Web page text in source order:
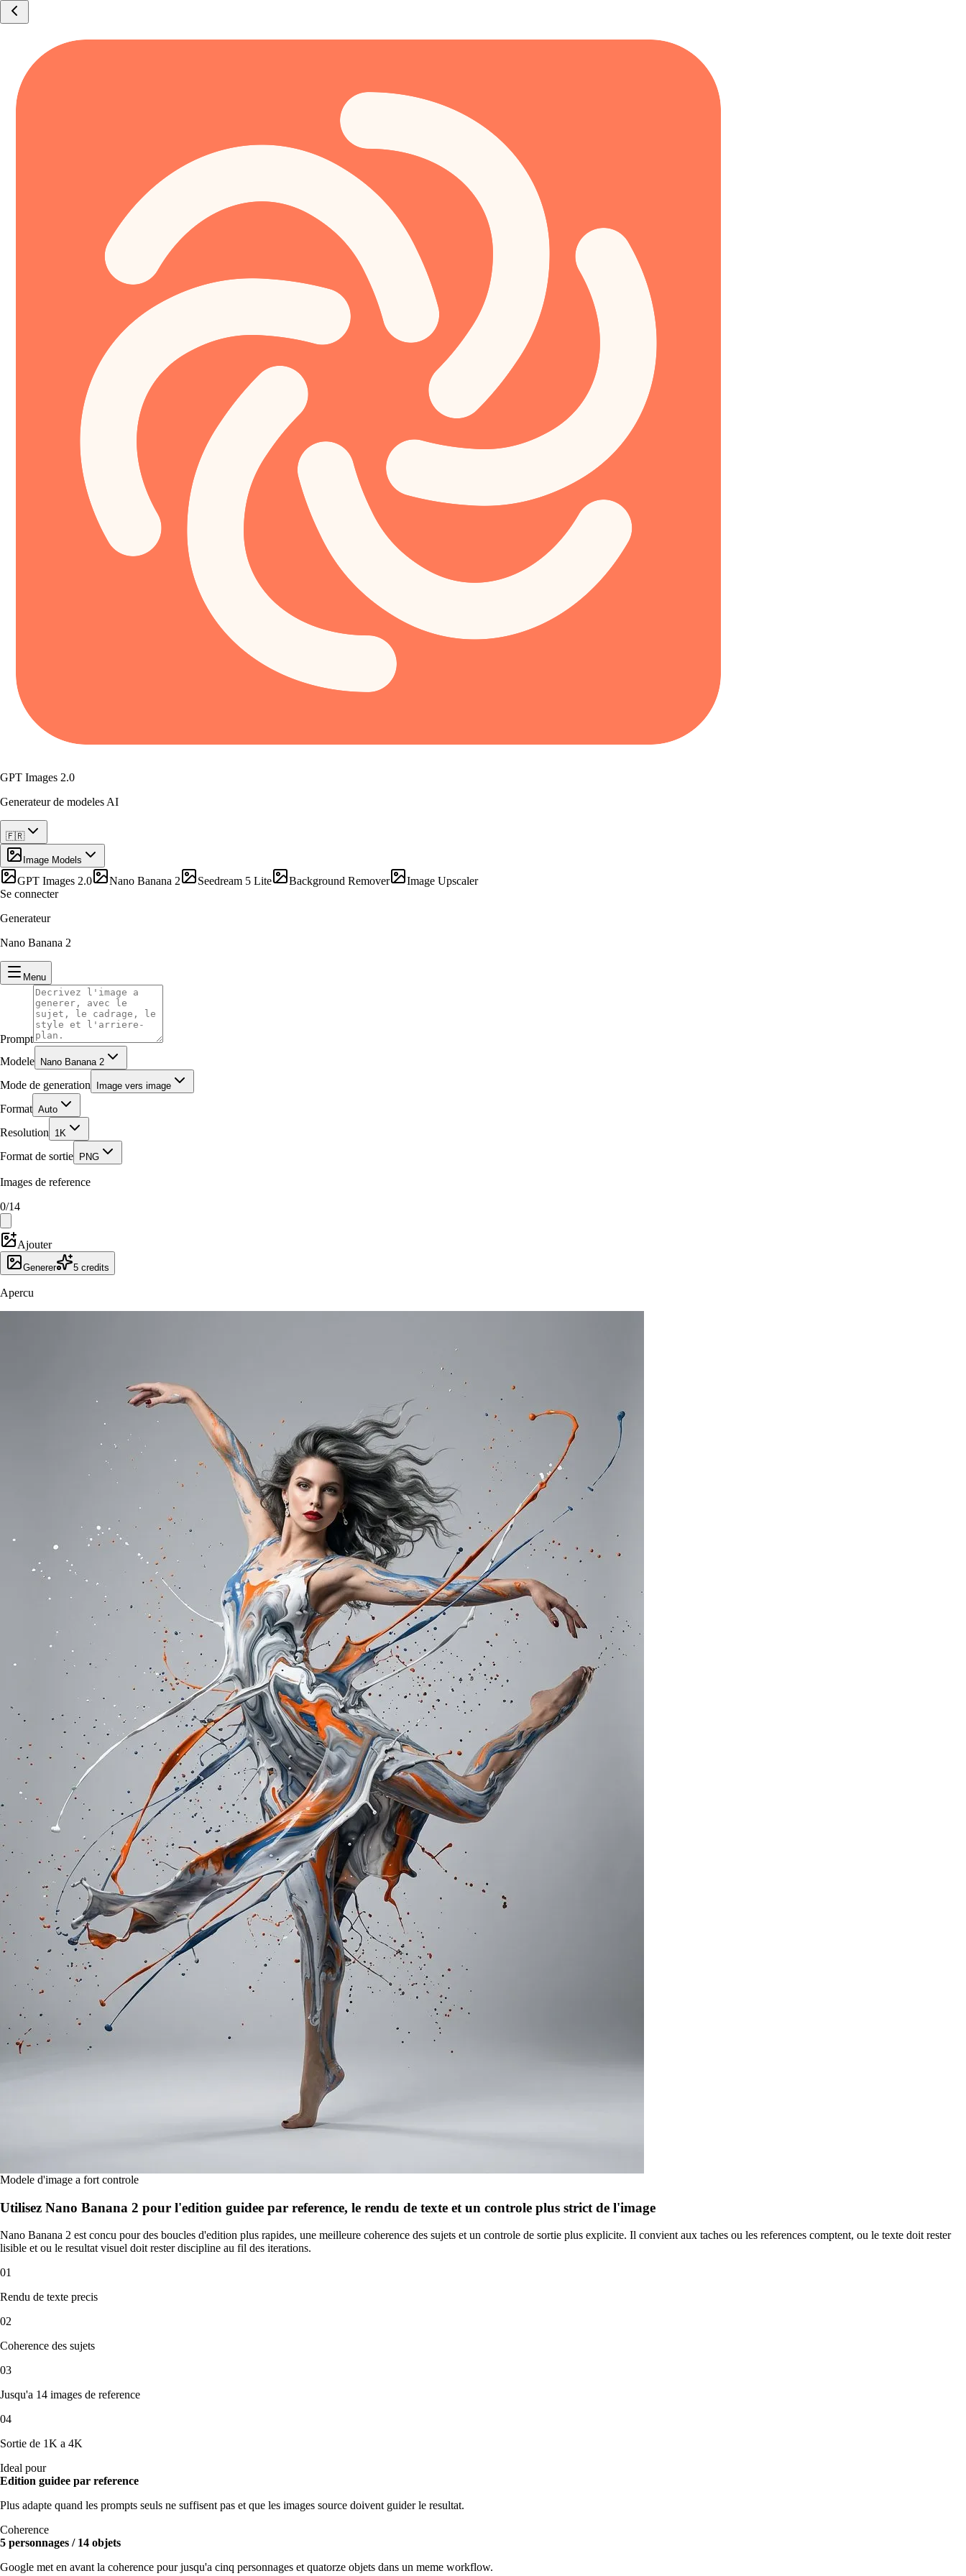
GPT Images 2.0
Generateur de modeles AI
🇫🇷
Image Models
GPT Images 2.0 Nano Banana 2 Seedream 5 Lite Background Remover
Image Upscaler
Se connecter
Generateur
Nano Banana 2
Menu
Prompt
Modele
Nano Banana 2
Mode de generation Image vers image
Format Auto
Resolution 1K
Format de sortie PNG
Images de reference
0/14
Ajouter
Generer 5 credits
Apercu
Modele d'image a fort controle
Utilisez Nano Banana 2 pour l'edition guidee par reference, le rendu de texte et un controle plus strict de l'image
Nano Banana 2 est concu pour des boucles d'edition plus rapides, une meilleure coherence des sujets et un controle de sortie plus explicite. Il convient aux taches ou les references comptent, ou le texte doit rester
lisible et ou le resultat visuel doit rester discipline au fil des iterations.
01
Rendu de texte precis
02
Coherence des sujets
03
Jusqu'a 14 images de reference
04
Sortie de 1K a 4K
Ideal pour
Edition guidee par reference
Plus adapte quand les prompts seuls ne suffisent pas et que les images source doivent guider le resultat.
Coherence
5 personnages / 14 objets
Google met en avant la coherence pour jusqu'a cinq personnages et quatorze objets dans un meme workflow.